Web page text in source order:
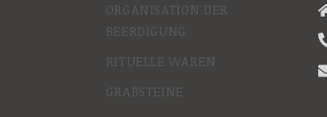
ORGANISATION DER
BEERDIGUNG
RITUELLE WAREN
GRABSTEINE